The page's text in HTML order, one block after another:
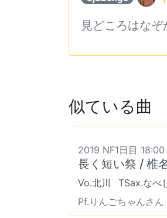
見どころはなぞ
似ている曲
2019 NF1日目 18:00
長く短い祭 / 椎
Vo.北川 TSax.なべ
Pf.りんごちゃんさん